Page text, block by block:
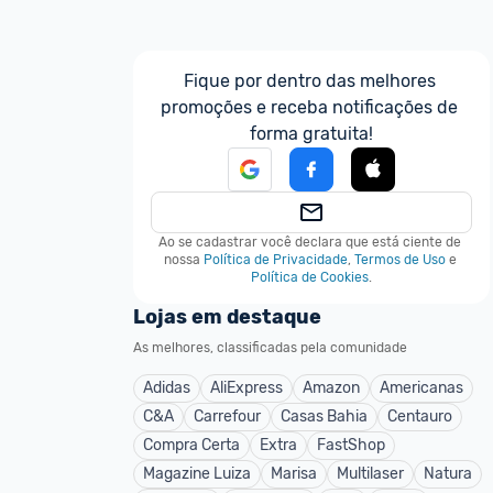
Fique por dentro das melhores
promoções e receba notificações de
forma gratuita!
Ao se cadastrar você declara que está ciente de
nossa Política de Privacidade, Termos de Uso e
Política de Cookies.
Lojas em destaque
As melhores, classificadas pela comunidade
Adidas AliExpress Amazon
Americanas
C&A
Carrefour Casas Bahia
Centauro
Compra Certa
Extra
FastShop
Magazine Luiza
Marisa Multilaser
Natura